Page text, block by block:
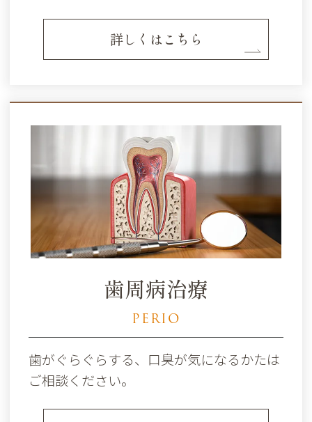
詳しくはこちら
歯周病治療
PERIO
歯がぐらぐらする、口臭が気になるかたは
ご相談ください。